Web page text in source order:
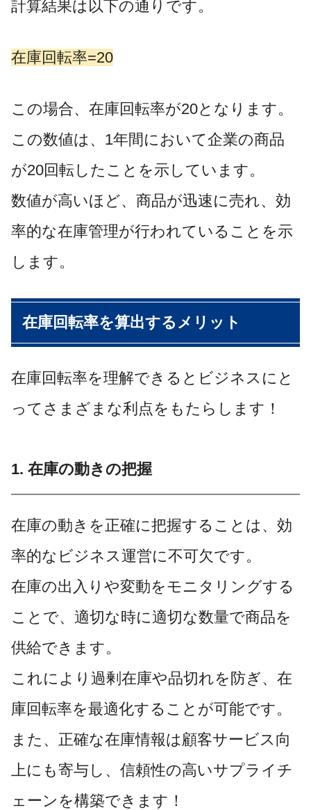
​計算結果は以下の通りです。
在庫回転率=20
この場合、在庫回転率が20となります。
この数値は、1年間において企業の商品
が20回転したことを示しています。
数値が高いほど、商品が迅速に売れ、効
率的な在庫管理が行われていることを示
します。
在庫回転率を算出するメリット
在庫回転率を理解できるとビジネスにと
ってさまざまな利点をもたらします！
1. 在庫の動きの把握
在庫の動きを正確に把握することは、効
率的なビジネス運営に不可欠です。
在庫の出入りや変動をモニタリングする
ことで、適切な時に適切な数量で商品を
供給できます。
これにより過剰在庫や品切れを防ぎ、在
庫回転率を最適化することが可能です。
また、正確な在庫情報は顧客サービス向
上にも寄与し、信頼性の高いサプライチ
ェーンを構築できます！